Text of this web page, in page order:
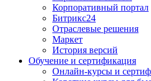
Корпоративный портал
Битрикс24
Отраслевые решения
Маркет
История версий
Обучение и сертификация
Онлайн-курсы и